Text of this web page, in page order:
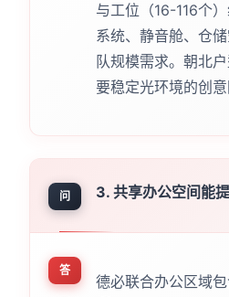
与工位（16-116个
系统、静音舱、仓
队规模需求。朝北
要稳定光环境的创意
问 3. 共享办公空间能
答
德必联合办公区域包